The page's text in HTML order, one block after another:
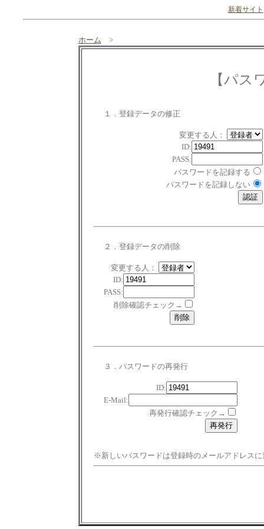
新着サイト
ホーム >
【パス
１．登録データの修正
変更する人：
ID:
PASS:
パスワードを記録する
パスワードを記録しない
２．登録データの削除
変更する人：
ID:
PASS:
削除確認チェック→
３．パスワードの再発行
ID:
E-Mail:
再発行確認チェック→
※新しいパスワードは登録時のメールアドレスに